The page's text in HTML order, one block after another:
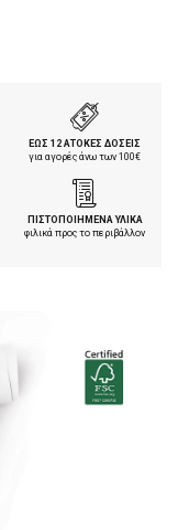
ΕΩΣ 12 ΑΤΟΚΕΣ ΔΟΣΕΙΣ
για αγορές άνω των 100€
ΠΙΣΤΟΠΟΙΗΜΕΝΑ ΥΛΙΚΑ
φιλικά προς το περιβάλλον